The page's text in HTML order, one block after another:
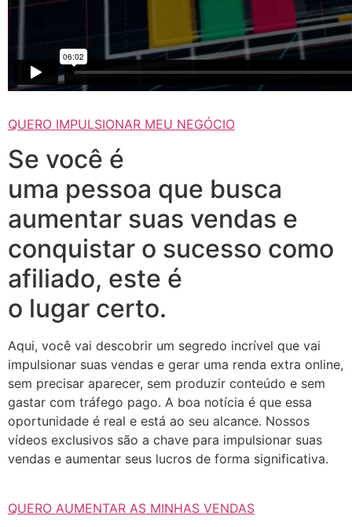
QUERO IMPULSIONAR MEU NEGÓCIO
Se você é
uma pessoa que busca
aumentar suas vendas e
conquistar o sucesso como
afiliado, este é
o lugar certo.
Aqui, você vai descobrir um segredo incrível que vai
impulsionar suas vendas e gerar uma renda extra online,
sem precisar aparecer, sem produzir conteúdo e sem
gastar com tráfego pago. A boa notícia é que essa
oportunidade é real e está ao seu alcance. Nossos
vídeos exclusivos são a chave para impulsionar suas
vendas e aumentar seus lucros de forma significativa.
QUERO AUMENTAR AS MINHAS VENDAS